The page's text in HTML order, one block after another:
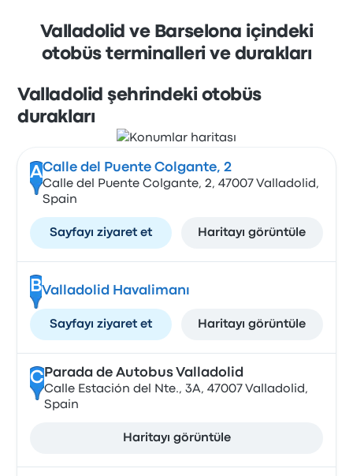
Valladolid ve Barselona içindeki
otobüs terminalleri ve durakları
Valladolid şehrindeki otobüs
durakları
ACalle del Puente Colgante, 2
Calle del Puente Colgante, 2, 47007 Valladolid,
Spain
Sayfayı ziyaret et Haritayı görüntüle
BValladolid Havalimanı
Sayfayı ziyaret et Haritayı görüntüle
CParada de Autobus Valladolid
Calle Estación del Nte., 3A, 47007 Valladolid,
Spain
Haritayı görüntüle